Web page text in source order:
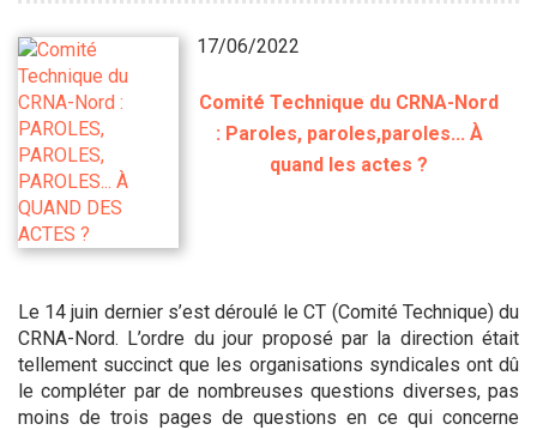
17/06/2022
Comité Technique du CRNA-Nord
: Paroles, paroles,paroles... À
quand les actes ?
Le 14 juin dernier s’est déroulé le CT (Comité Technique) du
CRNA-Nord. L’ordre du jour proposé par la direction était
tellement succinct que les organisations syndicales ont dû
le compléter par de nombreuses questions diverses, pas
moins de trois pages de questions en ce qui concerne